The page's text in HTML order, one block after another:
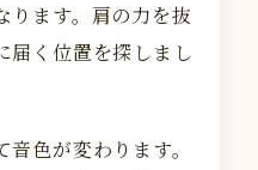
ります。肩の力を抜
届く位置を探しまし
色が変わります。